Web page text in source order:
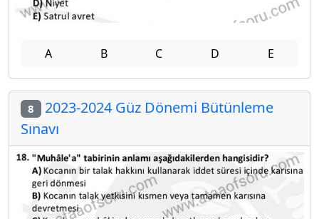
A B C D E
8 2023-2024 Güz Dönemi Bütünleme
Sınavı